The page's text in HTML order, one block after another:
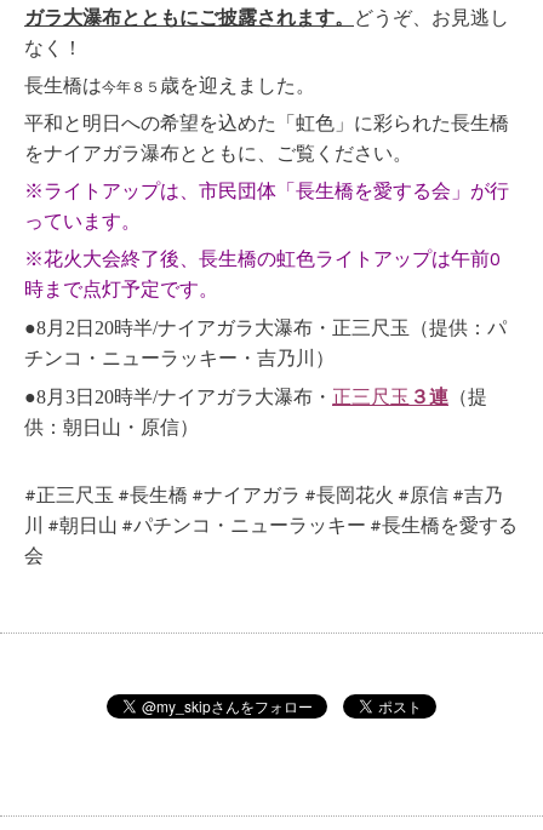
ガラ大瀑布とともにご披露されます。
どうぞ、お見逃し
なく！
長生橋は今年８５ 歳を迎えました。
平和と明日への希望を込めた「虹色」に彩られた長生橋
をナイアガラ瀑布とともに、ご覧ください。
※ライトアップは、市民団体「長生橋を愛する会」が行
っています。
※花火大会終了後、長生橋の虹色ライトアップは午前0
時まで点灯予定です。
●8月2日20時半/ナイアガラ大瀑布・正三尺玉（提供：パ
チンコ・ニューラッキー・吉乃川）
●8月3日20時半/ナイアガラ大瀑布・ 正三尺玉 ３連 （提
供：朝日山・原信）
#正三尺玉 #長生橋 #ナイアガラ #長岡花火 #原信 #吉乃
川 #朝日山 #パチンコ・ニューラッキー #長生橋を愛する
会